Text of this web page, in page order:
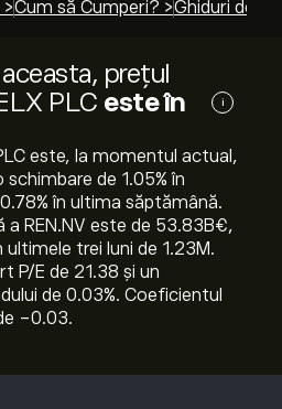
Cum să Cumperi? >Ghiduri de
prețul
PLC este în
i
este, la momentul actual,
de ‎1.05‎% în
în ultima săptămână.
a REN.NV este de 53.83B‎€‎,
trei luni de 1.23M.
P/E de 21.38 și un
de 0.03%. Coeficientul
-0.03.